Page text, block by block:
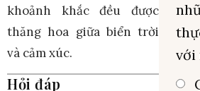
khoảnh khắc đều được
thăng hoa giữa biển trời
và cảm xúc.
Hỏi đáp
với